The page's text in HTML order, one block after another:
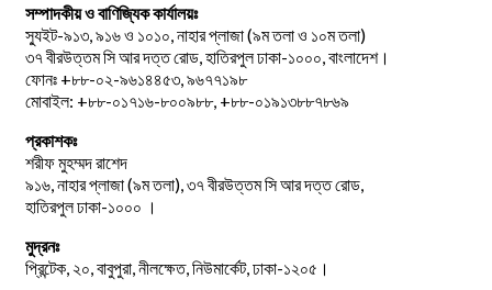
সম্পাদকীয় ও বাণিজ্যিক কার্যালয়ঃ
স্যুইট-৯১৩, ৯১৬ ও ১০১০, নাহার প্লাজা (৯ম তলা ও ১০ম তলা)
৩৭ বীরউত্তম সি আর দত্ত রোড, হাতিরপুল ঢাকা-১০০০, বাংলাদেশ।
ফোনঃ +৮৮-০২-৯৬১৪৪৫৩, ৯৬৭৭১৯৮
মোবাইল: +৮৮-০১৭১৬-৮০০৯৮৮, +৮৮-০১৯১৩৮৮৭৮৬৯
প্রকাশকঃ
শরীফ মুহম্মদ রাশেদ
৯১৬, নাহার প্লাজা (৯ম তলা), ৩৭ বীরউত্তম সি আর দত্ত রোড,
হাতিরপুল ঢাকা-১০০০ ।
মুদ্রনঃ
প্রিন্টেক, ২০, বাবুপুরা, নীলক্ষেত, নিউমার্কেট, ঢাকা-১২০৫।